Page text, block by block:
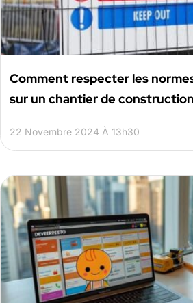
Comment respecter les
sur un chantier de
22 Novembre 2024 À 13h30